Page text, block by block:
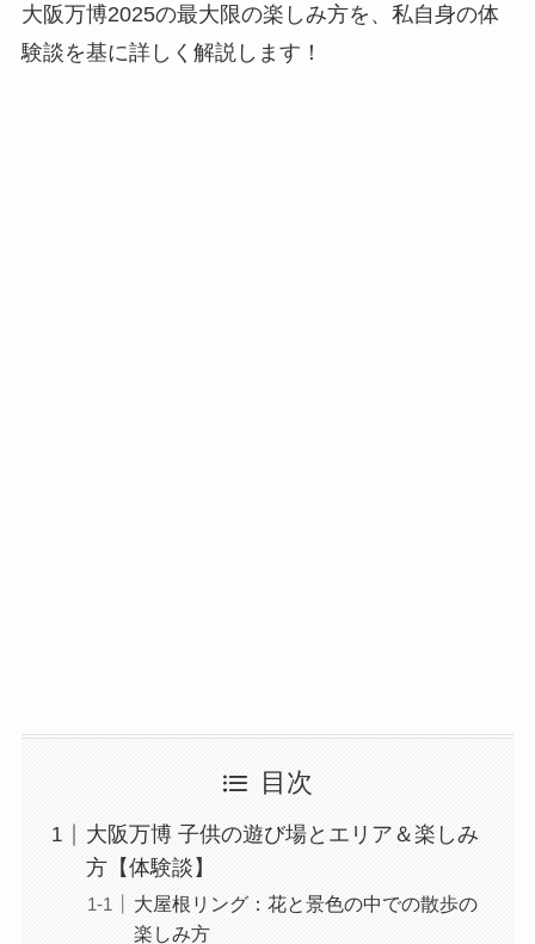
大阪万博2025の最大限の楽しみ方を、私自身の体
験談を基に詳しく解説します！
目次
大阪万博 子供の遊び場とエリア＆楽しみ
方【体験談】
大屋根リング：花と景色の中での散歩の
楽しみ方